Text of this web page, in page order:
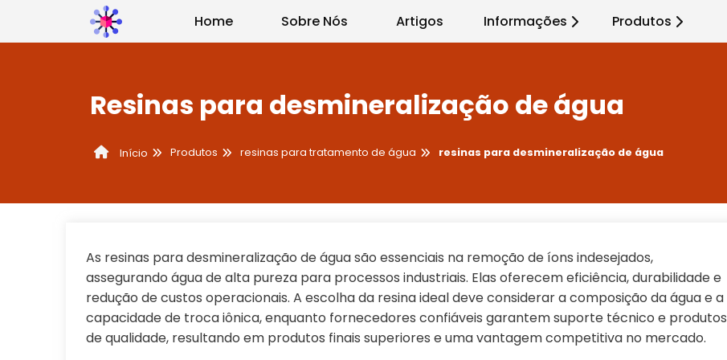
Home Sobre Nós Artigos Informações Produtos
Resinas para desmineralização de água
Início Produtos resinas para tratamento de água resinas para desmineralização de água
As resinas para desmineralização de água são essenciais na remoção de íons indesejados,
assegurando água de alta pureza para processos industriais. Elas oferecem eficiência, durabilidade e
redução de custos operacionais. A escolha da resina ideal deve considerar a composição da água e a
capacidade de troca iônica, enquanto fornecedores confiáveis garantem suporte técnico e produtos
de qualidade, resultando em produtos finais superiores e uma vantagem competitiva no mercado.